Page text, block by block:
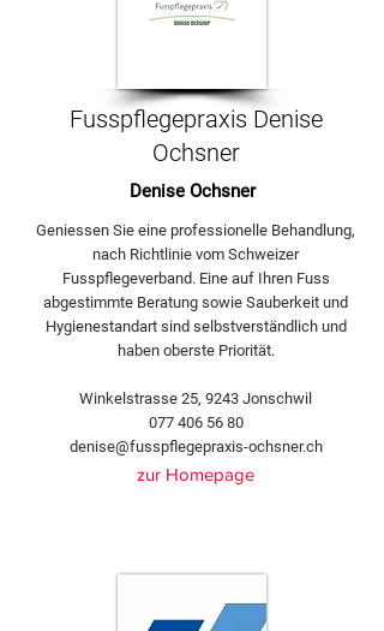
Fusspflegepraxis Denise
Ochsner
Denise Ochsner
Geniessen Sie eine professionelle Behandlung,
nach Richtlinie vom Schweizer
Fusspflegeverband. Eine auf Ihren Fuss
abgestimmte Beratung sowie Sauberkeit und
Hygienestandart sind selbstverständlich und
haben oberste Priorität.
Winkelstrasse 25, 9243 Jonschwil
077 406 56 80
denise@fusspflegepraxis-ochsner.ch
zur Homepage